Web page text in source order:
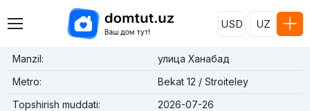
USD UZ
Manzil:
улица Ханабад
Metro:
Bekat 12 / Stroiteley
Topshirish muddati:
2026-07-26